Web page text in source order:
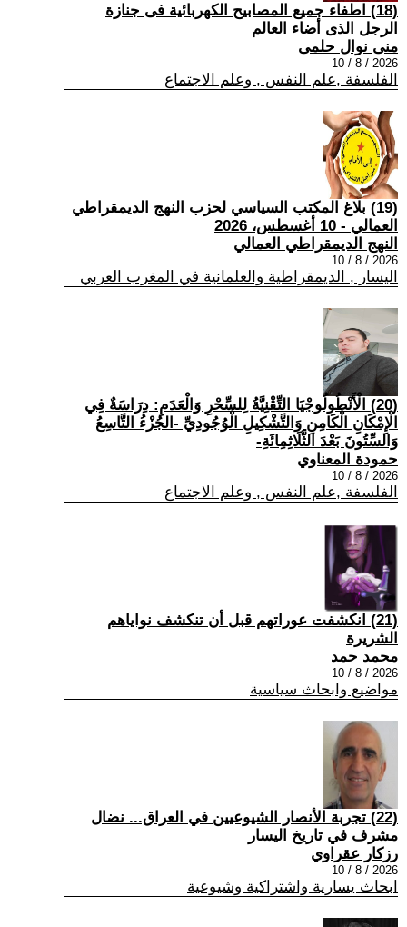
(18) اطفاء جميع المصابيح الكهربائية فى جنازة
الرجل الذى أضاء العالم
منى نوال حلمى
2026 / 8 / 10
الفلسفة ,علم النفس , وعلم الاجتماع
(19) بلاغ المكتب السياسي لحزب النهج الديمقراطي
العمالي - 10 أغسطس، 2026
النهج الديمقراطي العمالي
2026 / 8 / 10
اليسار , الديمقراطية والعلمانية في المغرب العربي
(20) الْأَنْطُولُوجْيَا التِّقْنِيَّةُ لِلسِّحْرِ وَالْعَدَمِ: دِرَاسَةٌ فِي
الْإِمْكَانِ الْكَامِنِ وَالتَّشْكِيلِ الْوُجُودِيِّ -الجُزْءُ التَّاسِعُ
وَالسِّتُونَ بَعْدَ الثَّلَاثِمِائَةِ-
حمودة المعناوي
2026 / 8 / 10
الفلسفة ,علم النفس , وعلم الاجتماع
(21) انكشفت عوراتهم قبل أن تنكشف نواياهم
الشريرة
محمد حمد
2026 / 8 / 10
مواضيع وابحاث سياسية
(22) تجربة الأنصار الشيوعيين في العراق... نضال
مشرف في تاريخ اليسار
رزكار عقراوي
2026 / 8 / 10
ابحاث يسارية واشتراكية وشيوعية